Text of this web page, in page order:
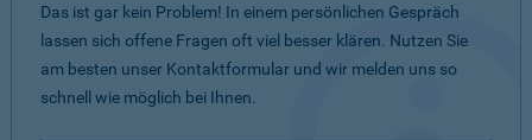
Das ist gar kein Problem! In einem persönlichen Gespräch
lassen sich offene Fragen oft viel besser klären. Nutzen Sie
am besten unser Kontaktformular und wir melden uns so
schnell wie möglich bei Ihnen.